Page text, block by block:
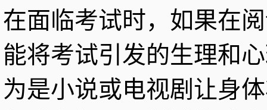
在面临考试时，如果在
能将考试引发的生理和
为是小说或电视剧让身